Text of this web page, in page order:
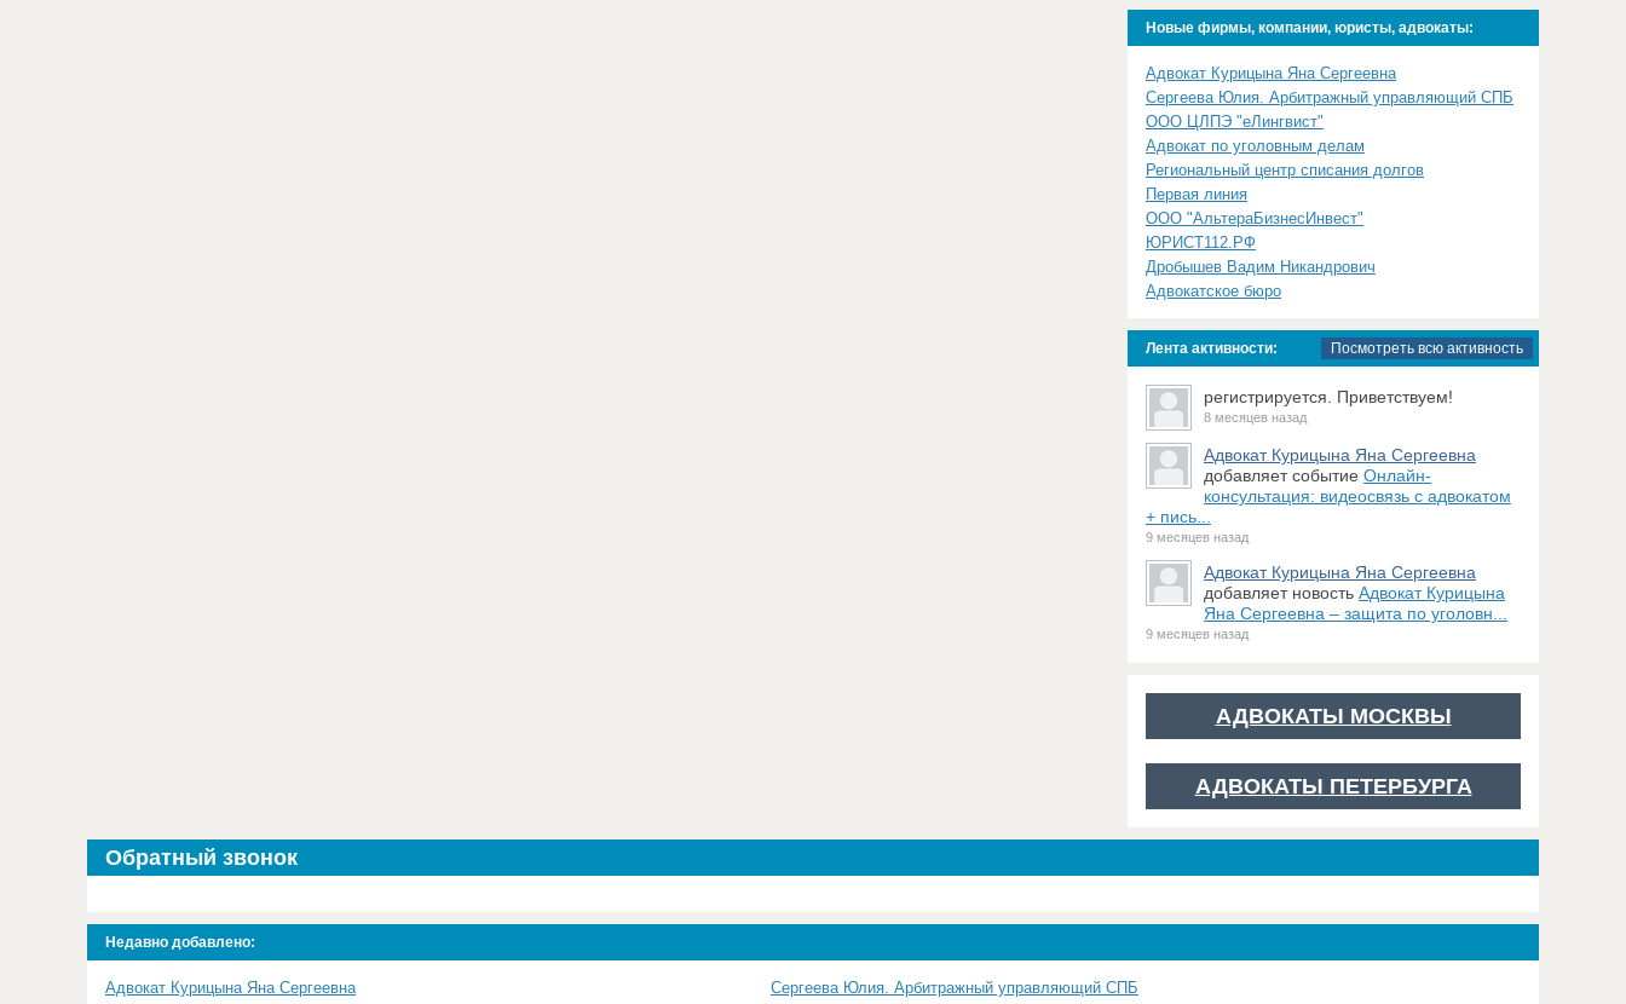
Новые фирмы, компании, юристы, адвокаты:
Адвокат Курицына Яна Сергеевна
Сергеева Юлия. Арбитражный управляющий СПБ
ООО ЦЛПЭ "еЛингвист"
Адвокат по уголовным делам
Региональный центр списания долгов
Первая линия
ООО "АльтераБизнесИнвест"
ЮРИСТ112.РФ
Дробышев Вадим Никандрович
Адвокатское бюро
Лента активности: Посмотреть всю активность
регистрируется. Приветствуем!
8 месяцев назад
Адвокат Курицына Яна Сергеевна
добавляет событие Онлайн-
консультация: видеосвязь с адвокатом
+ пись...
9 месяцев назад
Адвокат Курицына Яна Сергеевна
добавляет новость Адвокат Курицына
Яна Сергеевна – защита по уголовн...
9 месяцев назад
АДВОКАТЫ МОСКВЫ
АДВОКАТЫ ПЕТЕРБУРГА
Обратный звонок
Недавно добавлено:
Адвокат Курицына Яна Сергеевна
Сергеева Юлия. Арбитражный управляющий СПБ